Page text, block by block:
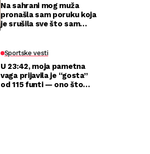
Na sahrani mog muža
pronašla sam poruku koja
je srušila sve što sam
Sportske vesti
U 23:42, moja pametna
vaga prijavila je “gosta”
od 115 funti — ono što